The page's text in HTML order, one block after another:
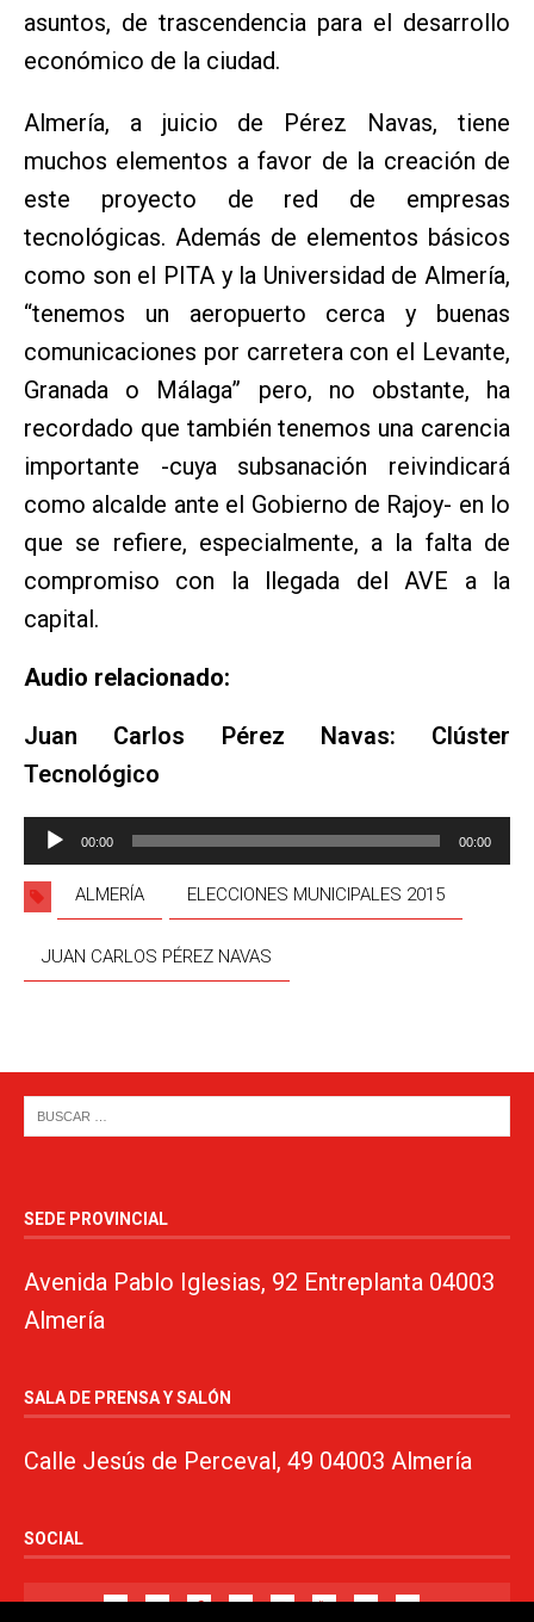
asuntos, de trascendencia para el desarrollo
económico de la ciudad.
Almería, a juicio de Pérez Navas, tiene
muchos elementos a favor de la creación de
este proyecto de red de empresas
tecnológicas. Además de elementos básicos
como son el PITA y la Universidad de Almería,
“tenemos un aeropuerto cerca y buenas
comunicaciones por carretera con el Levante,
Granada o Málaga” pero, no obstante, ha
recordado que también tenemos una carencia
importante -cuya subsanación reivindicará
como alcalde ante el Gobierno de Rajoy- en lo
que se refiere, especialmente, a la falta de
compromiso con la llegada del AVE a la
capital.
Audio relacionado:
Juan Carlos Pérez Navas: Clúster
Tecnológico
Reproductor
audio
00:00 00:00
ALMERÍA ELECCIONES MUNICIPALES 2015
JUAN CARLOS PÉREZ NAVAS
SEDE PROVINCIAL
Avenida Pablo Iglesias, 92 Entreplanta 04003
Almería
SALA DE PRENSA Y SALÓN
Calle Jesús de Perceval, 49 04003 Almería
SOCIAL